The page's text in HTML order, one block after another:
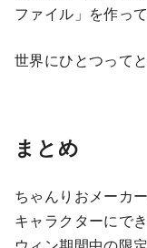
ファイル」を作っ
世界にひとつって
まとめ
ちゃんりおメーカ
キャラクターにで